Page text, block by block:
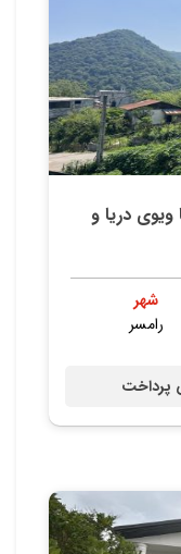
ویوی دریا و
شهر
رامسر
پرداخت